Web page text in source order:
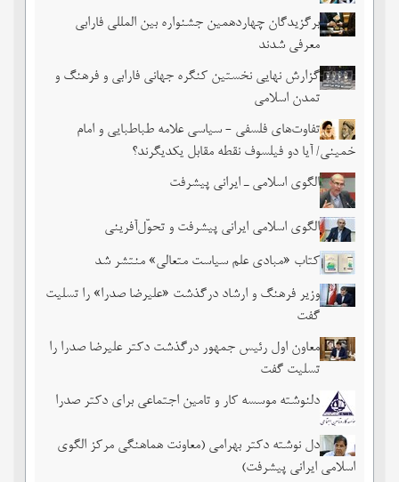
برگزیدگان چهاردهمین جشنواره بین المللی فارابی
معرفی شدند
گزارش نهایی نخستین کنگره جهانی فارابی و فرهنگ و
تمدن اسلامی
تفاوت‌های فلسفی - سیاسی علامه طباطبایی و امام
خمینی/ آیا دو فیلسوف نقطه مقابل یکدیگرند؟
الگوی اسلامی ـ ایرانی پیشرفت
الگوی اسلامی ایرانی پیشرفت و تحوّل‌آفرینی
کتاب «مبادی علم سیاست متعالی» منتشر شد
وزیر فرهنگ و ارشاد درگذشت «علیرضا صدرا» را تسلیت
گفت
معاون اول رئیس جمهور درگذشت دکتر علیرضا صدرا را
تسلیت گفت
دلنوشته موسسه کار و تامین اجتماعی برای دکتر صدرا
دل نوشته دکتر بهرامی (معاونت هماهنگی مرکز الگوی
اسلامی ایرانی پیشرفت)